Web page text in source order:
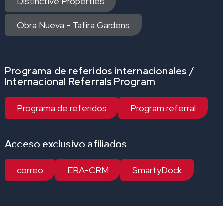
Obra Nueva - Tafira Gardens
Programa de referidos internacionales /
Internacional Referrals Program
Programa de referidos Program referral
Acceso exclusivo afiliados
correo ERA-CRM SmartyDock